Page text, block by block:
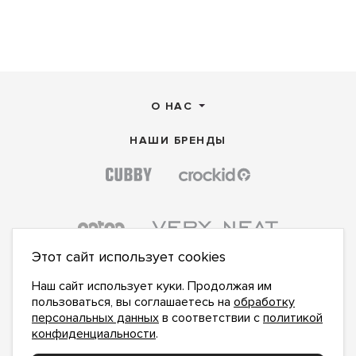
О НАС
НАШИ БРЕНДЫ
ПОДПИСАТЬСЯ НА НОВОСТИ:
Этот сайт использует cookies
Наш сайт использует куки. Продолжая им
пользоваться, вы соглашаетесь на обработку
персональных данных в соответствии с политикой
конфиденциальности.